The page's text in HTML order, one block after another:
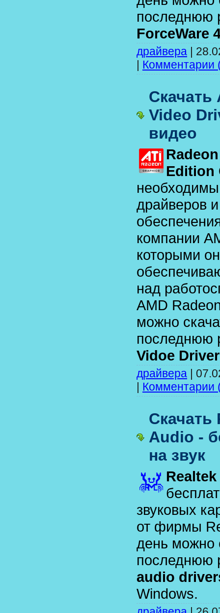
последнюю
ForceWare
драйвера |
| Комментарии
Скачать
Video
видео
Edition
драйверов
компании
которыми
над
AMD
можно
последнюю
Vidoe
драйвера |
| Комментарии
Скачать
Audio -
на звук
звуковых
от фирмы
день можно
последнюю
audio
Windows.